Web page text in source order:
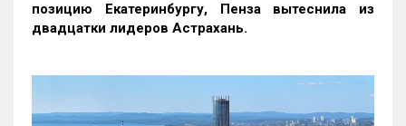
позицию Екатеринбургу, Пенза вытеснила из
двадцатки лидеров Астрахань.